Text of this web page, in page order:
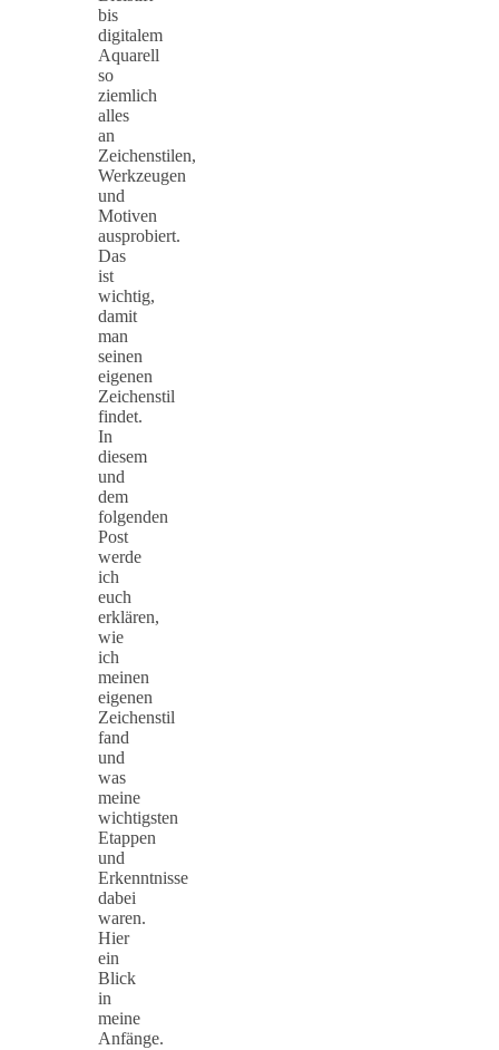
bis
digitalem
Aquarell
so
ziemlich
alles
an
Zeichenstilen,
Werkzeugen
und
Motiven
ausprobiert.
Das
ist
wichtig,
damit
man
seinen
eigenen
Zeichenstil
findet.
In
diesem
und
dem
folgenden
Post
werde
ich
euch
erklären,
wie
ich
meinen
eigenen
Zeichenstil
fand
und
was
meine
wichtigsten
Etappen
und
Erkenntnisse
dabei
waren.
Hier
ein
Blick
in
meine
Anfänge.